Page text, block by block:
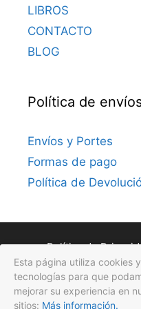
LIBROS
CONTACTO
BLOG
Política de
Envíos y Portes
Formas de pago
Política de
Política de
© 2026 Gotas de Flores
Esta página utiliza cookies
tecnologías para que
mejorar su experiencia en
sitios: Más información.